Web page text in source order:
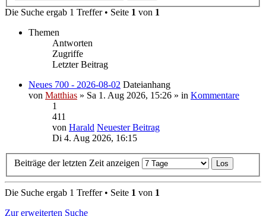
Die Suche ergab 1 Treffer • Seite 1 von 1
Themen
Antworten
Zugriffe
Letzter Beitrag
Neues 700 - 2026-08-02 Dateianhang
von Matthias » Sa 1. Aug 2026, 15:26 » in Kommentare
1
411
von Harald Neuester Beitrag
Di 4. Aug 2026, 16:15
Beiträge der letzten Zeit anzeigen
Die Suche ergab 1 Treffer • Seite 1 von 1
Zur erweiterten Suche